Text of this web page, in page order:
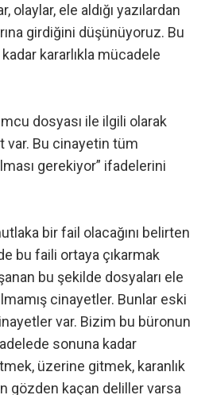
olaylar, ele aldığı yazılardan
girdiğini düşünüyoruz. Bu
kararlıkla mücadele
dosyası ile ilgili olarak
var. Bu cinayetin tüm
gerekiyor” ifadelerini
bir fail olacağını belirten
bu faili ortaya çıkarmak
bu şekilde dosyaları ele
cinayetler. Bunlar eski
var. Bizim bu büronun
sonuna kadar
üzerine gitmek, karanlık
gözden kaçan deliller varsa